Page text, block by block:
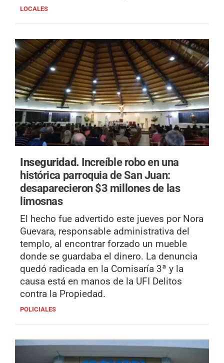
LOCALES
Inseguridad. Increíble robo en una
histórica parroquia de San Juan:
desaparecieron $3 millones de las
limosnas
El hecho fue advertido este jueves por Nora
Guevara, responsable administrativa del
templo, al encontrar forzado un mueble
donde se guardaba el dinero. La denuncia
quedó radicada en la Comisaría 3ª y la
causa está en manos de la UFI Delitos
contra la Propiedad.
POLICIALES